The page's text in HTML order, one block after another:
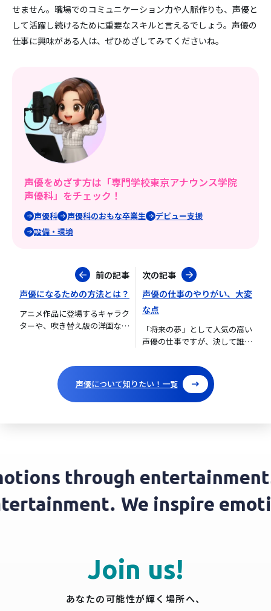
せません。職場でのコミュニケーション力や人脈作りも、声優と
して活躍し続けるために重要なスキルと言えるでしょう。声優の
仕事に興味がある人は、ぜひめざしてみてくださいね。
声優をめざす方は「専門学校東京アナウンス学院
声優科」をチェック！
声優科 声優科のおもな卒業生
デビュー支援
設備・環境
前の記事
声優になるための方法とは？
アニメ作品に登場するキャラク
ターや、吹き替え版の洋画など
次の記事
声優の仕事のやりがい、大変
な点
「将来の夢」として人気の高い
声優の仕事ですが、決して誰で
声優について知りたい！一覧
through entertainment.
We inspire
Join us!
あなたの可能性が輝く場所へ、